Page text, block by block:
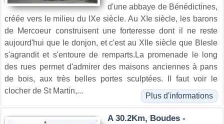
d'une abbaye de Bénédictines,
créée vers le milieu du IXe siècle. Au XIe siècle, les barons
de Mercoeur construisent une forteresse dont il ne reste
aujourd'hui que le donjon, et c'est au XIIe siècle que Blesle
s'agrandit et s'entoure de remparts.La promenade le long
des rues permet d'admirer des maisons anciennes à pans
de bois, aux très belles portes sculptées. Il faut voir le
clocher de St Martin,...
Plus d'informations
A 30.2Km, Boudes -